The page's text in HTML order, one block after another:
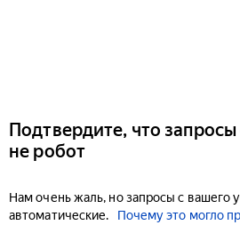
Подтвердите, что
не робот
Нам очень жаль, но запросы с вашего
автоматические.
Почему это могло